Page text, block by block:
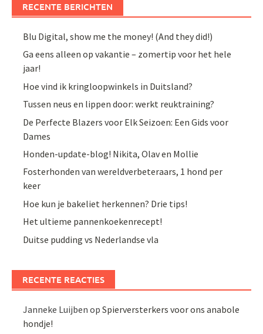
RECENTE BERICHTEN
Blu Digital, show me the money! (And they did!)
Ga eens alleen op vakantie – zomertip voor het hele
jaar!
Hoe vind ik kringloopwinkels in Duitsland?
Tussen neus en lippen door: werkt reuktraining?
De Perfecte Blazers voor Elk Seizoen: Een Gids voor
Dames
Honden-update-blog! Nikita, Olav en Mollie
Fosterhonden van wereldverbeteraars, 1 hond per
keer
Hoe kun je bakeliet herkennen? Drie tips!
Het ultieme pannenkoekenrecept!
Duitse pudding vs Nederlandse vla
RECENTE REACTIES
Janneke Luijben opSpierversterkers voor ons anabole
hondje!